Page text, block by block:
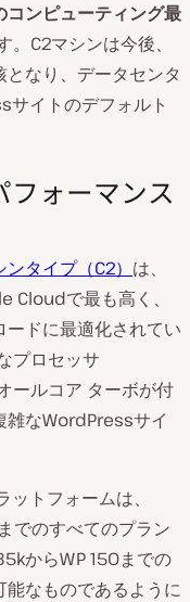
ンピューティング最
。C2マシンは今後、
なり、データセンタ
サイトのデフォルト
ォーマンス
タイプ（C2） は、
Cloudで最も高く、
ドに最適化されてい
プロセッサ
ールコア ターボが付
雑なWordPressサイ
トフォームは、
でのすべてのプラン
からWP 150までの
なものであるように